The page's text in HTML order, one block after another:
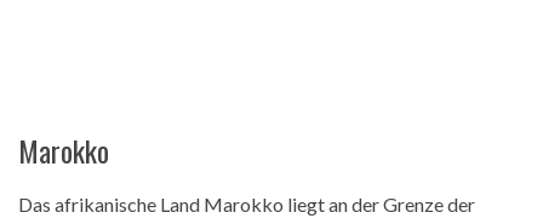
Marokko
Das afrikanische Land Marokko liegt an der Grenze der